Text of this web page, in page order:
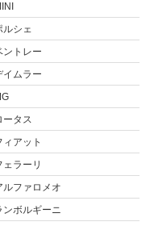
ルシェ
ントレー
イムラー
ータス
ィアット
ェラーリ
ルファロメオ
ンボルギーニ